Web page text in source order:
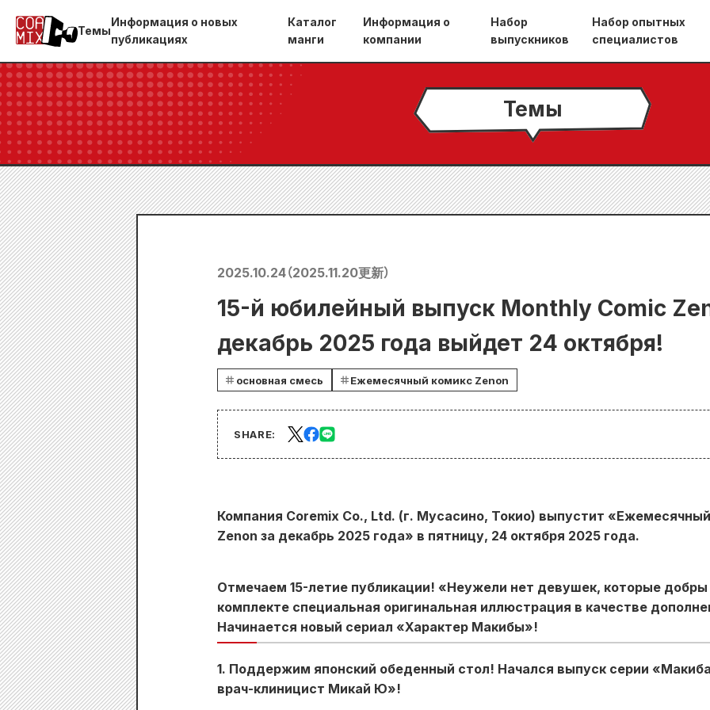
Темы
Информация о новых
публикациях
Каталог
манги
Информация о
компании
Набор
выпускников
Набор опытных
специалистов
Темы
2025.10.24（2025.11.20更新）
15-й юбилейный выпуск Monthly Comic
декабрь 2025 года выйдет 24 октября!
основная смесь Ежемесячный комикс Zenon
SHARE:
Компания Coremix Co., Ltd. (г. Мусасино, Токио) выпустит
Zenon за декабрь 2025 года» в пятницу, 24 октября 2025 года.
Отмечаем 15-летие публикации! «Неужели нет девушек, которые добры
комплекте специальная оригинальная иллюстрация в качестве
Начинается новый сериал «Характер Макибы»!
1. Поддержим японский обеденный стол! Начался выпуск серии
врач-клиницист Микай Ю»!